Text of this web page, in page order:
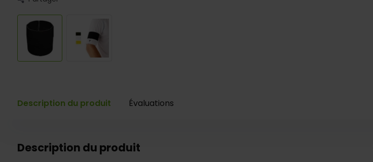
Description du produit Évaluations
Description du produit